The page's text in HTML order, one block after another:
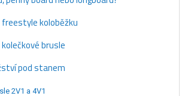
freestyle koloběžku
brusle
pod stanem
2V1 a 4V1